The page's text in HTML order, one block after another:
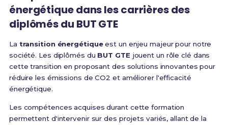
énergétique dans les carrières des
diplômés du BUT GTE
La transition énergétiqueest un enjeu majeur pour notre
société. Les diplômés du BUT GTE jouent un rôle clé dans
cette transition en proposant des solutions innovantes pour
réduire les émissions de CO2 et améliorer l'efficacité
énergétique.
Les compétences acquises durant cette formation
permettent d'intervenir sur des projets variés, allant de la